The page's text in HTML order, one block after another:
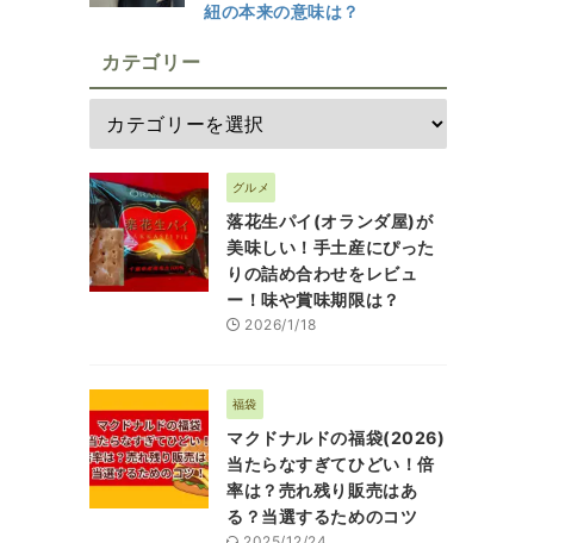
紐の本来の意味は？
カテゴリー
グルメ
落花生パイ(オランダ屋)が
美味しい！手土産にぴった
りの詰め合わせをレビュ
ー！味や賞味期限は？
2026/1/18
福袋
マクドナルドの福袋(2026)
当たらなすぎてひどい！倍
率は？売れ残り販売はあ
る？当選するためのコツ